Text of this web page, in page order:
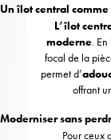
Un îlot central
L’îlot
moderne.
focal de la
permet d’
offrant
Moderniser sans
Pour ceux